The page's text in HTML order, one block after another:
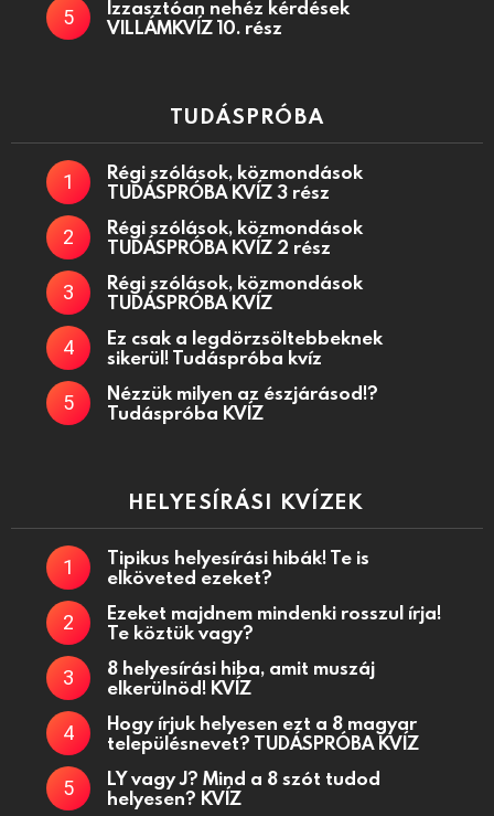
Izzasztóan nehéz kérdések
VILLÁMKVÍZ 10. rész
TUDÁSPRÓBA
Régi szólások, közmondások
TUDÁSPRÓBA KVÍZ 3 rész
Régi szólások, közmondások
TUDÁSPRÓBA KVÍZ 2 rész
Régi szólások, közmondások
TUDÁSPRÓBA KVÍZ
Ez csak a legdörzsöltebbeknek
sikerül! Tudáspróba kvíz
Nézzük milyen az észjárásod!?
Tudáspróba KVÍZ
HELYESÍRÁSI KVÍZEK
Tipikus helyesírási hibák! Te is
elköveted ezeket?
Ezeket majdnem mindenki rosszul írja!
Te köztük vagy?
8 helyesírási hiba, amit muszáj
elkerülnöd! KVÍZ
Hogy írjuk helyesen ezt a 8 magyar
településnevet? TUDÁSPRÓBA KVÍZ
LY vagy J? Mind a 8 szót tudod
helyesen? KVÍZ